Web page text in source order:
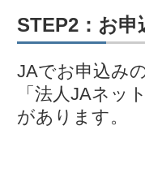
STEP2：お申
JAでお申込み
「法人JAネッ
があります。